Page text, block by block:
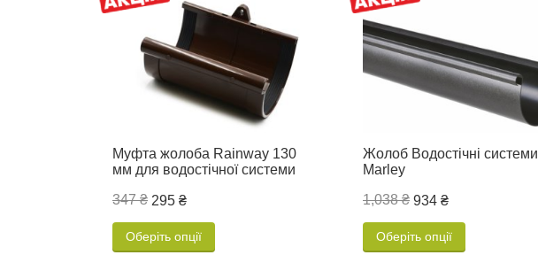
Муфта жолоба Rainway 130
мм для водостічної системи
347 ₴ 295 ₴
Оберіть опції
Жолоб Водостічні системи
Marley
1,038 ₴ 934 ₴
Оберіть опції